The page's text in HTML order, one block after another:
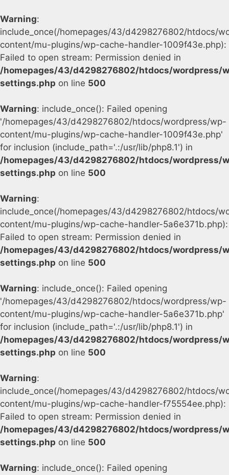
Warning:
include_once(/homepages/43/d4298276802/htdocs/
content/mu-plugins/wp-cache-handler-1009f43e.php):
Failed to open stream: Permission denied in
/homepages/43/d4298276802/htdocs/wordpress/
settings.php on line 500
Warning: include_once(): Failed opening
'/homepages/43/d4298276802/htdocs/wordpress/wp-
content/mu-plugins/wp-cache-handler-1009f43e.php'
for inclusion (include_path='.:/usr/lib/php8.1') in
/homepages/43/d4298276802/htdocs/wordpress/
settings.php on line 500
Warning:
include_once(/homepages/43/d4298276802/htdocs/
content/mu-plugins/wp-cache-handler-5a6e371b.php):
Failed to open stream: Permission denied in
/homepages/43/d4298276802/htdocs/wordpress/
settings.php on line 500
Warning: include_once(): Failed opening
'/homepages/43/d4298276802/htdocs/wordpress/wp-
content/mu-plugins/wp-cache-handler-5a6e371b.php'
for inclusion (include_path='.:/usr/lib/php8.1') in
/homepages/43/d4298276802/htdocs/wordpress/
settings.php on line 500
Warning:
include_once(/homepages/43/d4298276802/htdocs/
content/mu-plugins/wp-cache-handler-f75554ee.php):
Failed to open stream: Permission denied in
/homepages/43/d4298276802/htdocs/wordpress/
settings.php on line 500
Warning: include_once(): Failed opening